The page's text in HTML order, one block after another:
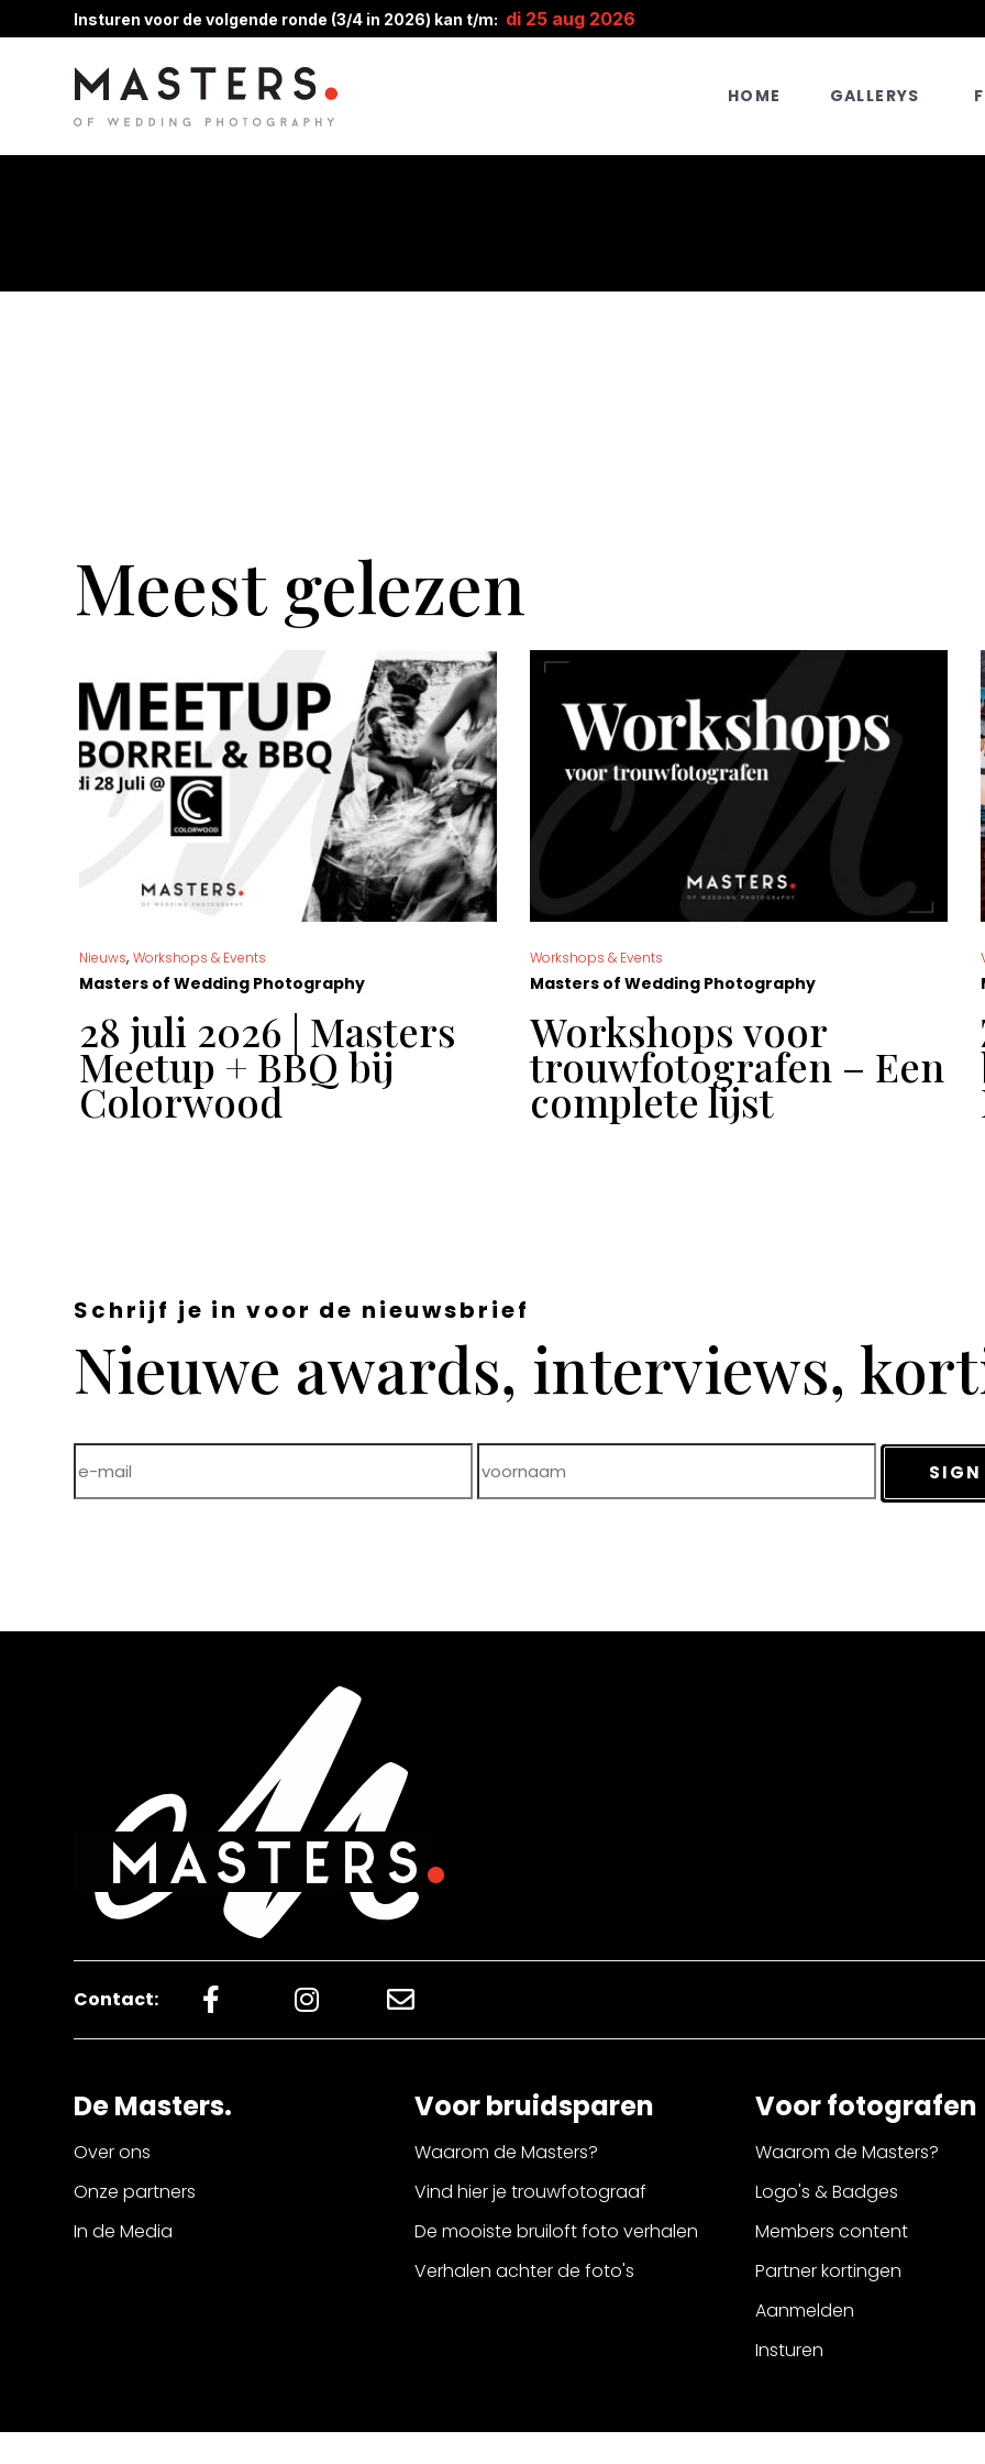
Insturen voor de volgende ronde (3/4 in 2026) kan t/m: di 25 aug 2026
HOME GALLERYS
Meest gelezen
Nieuws, Workshops & Events
Masters of Wedding Photography
28 juli 2026 | Masters
Meetup + BBQ bij
Colorwood
Workshops & Events
Masters of Wedding Photography
Workshops voor
trouwfotografen – Een
complete lijst
Schrijf je in voor de nieuwsbrief
Nieuwe awards, interviews,
SIGN
Contact:
De Masters.
Over ons
Onze partners
In de Media
Voor bruidsparen
Waarom de Masters?
Vind hier je trouwfotograaf
De mooiste bruiloft foto verhalen
Verhalen achter de foto's
Voor fotografen
Waarom de Masters?
Logo's & Badges
Members content
Partner kortingen
Aanmelden
Insturen